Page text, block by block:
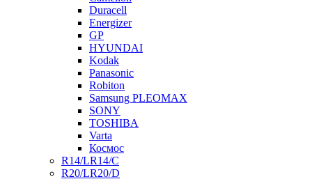
Duracell
Energizer
GP
HYUNDAI
Kodak
Panasonic
Robiton
Samsung PLEOMAX
SONY
TOSHIBA
Varta
Космос
R14/LR14/C
R20/LR20/D